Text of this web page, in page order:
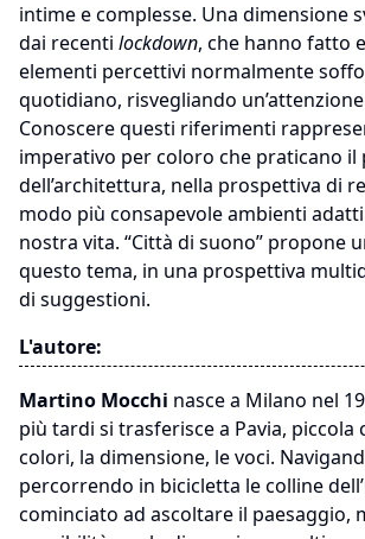
intime e complesse. Una dimensione
dai recenti lockdown, che hanno fatto
elementi percettivi normalmente
quotidiano, risvegliando
Conoscere questi riferimenti
imperativo per coloro che praticano
dell’architettura, nella prospettiva di
modo più consapevole ambienti
nostra vita. “Città di suono” propone
questo tema, in una prospettiva
di suggestioni.
L'autore:
Martino Mocchi nasce a Milano nel
più tardi si trasferisce a Pavia, piccola
colori, la dimensione, le voci.
percorrendo in bicicletta le colline
cominciato ad ascoltare il paesaggio,